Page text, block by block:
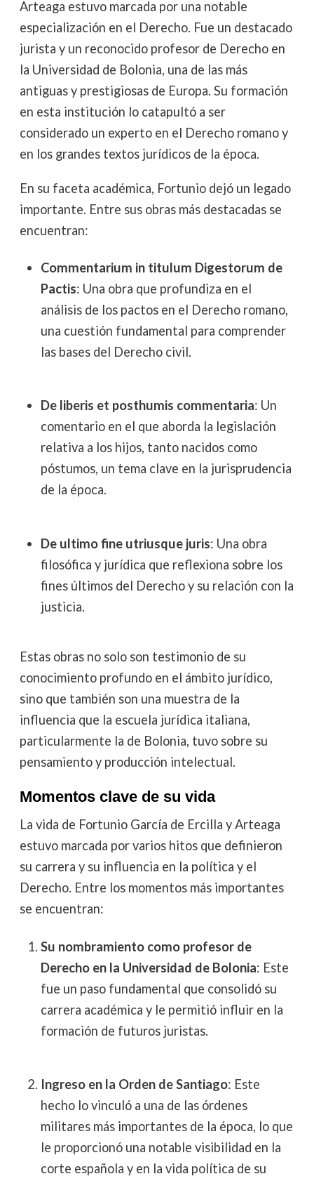
Arteaga estuvo marcada por una notable
especialización en el Derecho. Fue un destacado
jurista y un reconocido profesor de Derecho en
la Universidad de Bolonia, una de las más
antiguas y prestigiosas de Europa. Su formación
en esta institución lo catapultó a ser
considerado un experto en el Derecho romano y
en los grandes textos jurídicos de la época.
En su faceta académica, Fortunio dejó un legado
importante. Entre sus obras más destacadas se
encuentran:
Commentarium in titulum Digestorum de
Pactis: Una obra que profundiza en el
análisis de los pactos en el Derecho romano,
una cuestión fundamental para comprender
las bases del Derecho civil.
De liberis et posthumis commentaria: Un
comentario en el que aborda la legislación
relativa a los hijos, tanto nacidos como
póstumos, un tema clave en la jurisprudencia
de la época.
De ultimo fine utriusque juris: Una obra
filosófica y jurídica que reflexiona sobre los
fines últimos del Derecho y su relación con la
justicia.
Estas obras no solo son testimonio de su
conocimiento profundo en el ámbito jurídico,
sino que también son una muestra de la
influencia que la escuela jurídica italiana,
particularmente la de Bolonia, tuvo sobre su
pensamiento y producción intelectual.
Momentos clave de su vida
La vida de Fortunio García de Ercilla y Arteaga
estuvo marcada por varios hitos que definieron
su carrera y su influencia en la política y el
Derecho. Entre los momentos más importantes
se encuentran:
Su nombramiento como profesor de
Derecho en la Universidad de Bolonia: Este
fue un paso fundamental que consolidó su
carrera académica y le permitió influir en la
formación de futuros juristas.
Ingreso en la Orden de Santiago: Este
hecho lo vinculó a una de las órdenes
militares más importantes de la época, lo que
le proporcionó una notable visibilidad en la
corte española y en la vida política de su